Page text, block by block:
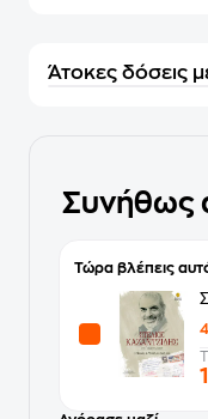
Άτοκες δόσεις
Συνήθως
Τώρα βλέπεις